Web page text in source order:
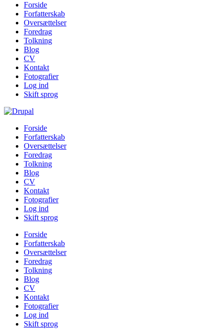
Forside
Forfatterskab
Oversættelser
Foredrag
Tolkning
Blog
CV
Kontakt
Fotografier
Log ind
Skift sprog
Forside
Forfatterskab
Oversættelser
Foredrag
Tolkning
Blog
CV
Kontakt
Fotografier
Log ind
Skift sprog
Forside
Forfatterskab
Oversættelser
Foredrag
Tolkning
Blog
CV
Kontakt
Fotografier
Log ind
Skift sprog